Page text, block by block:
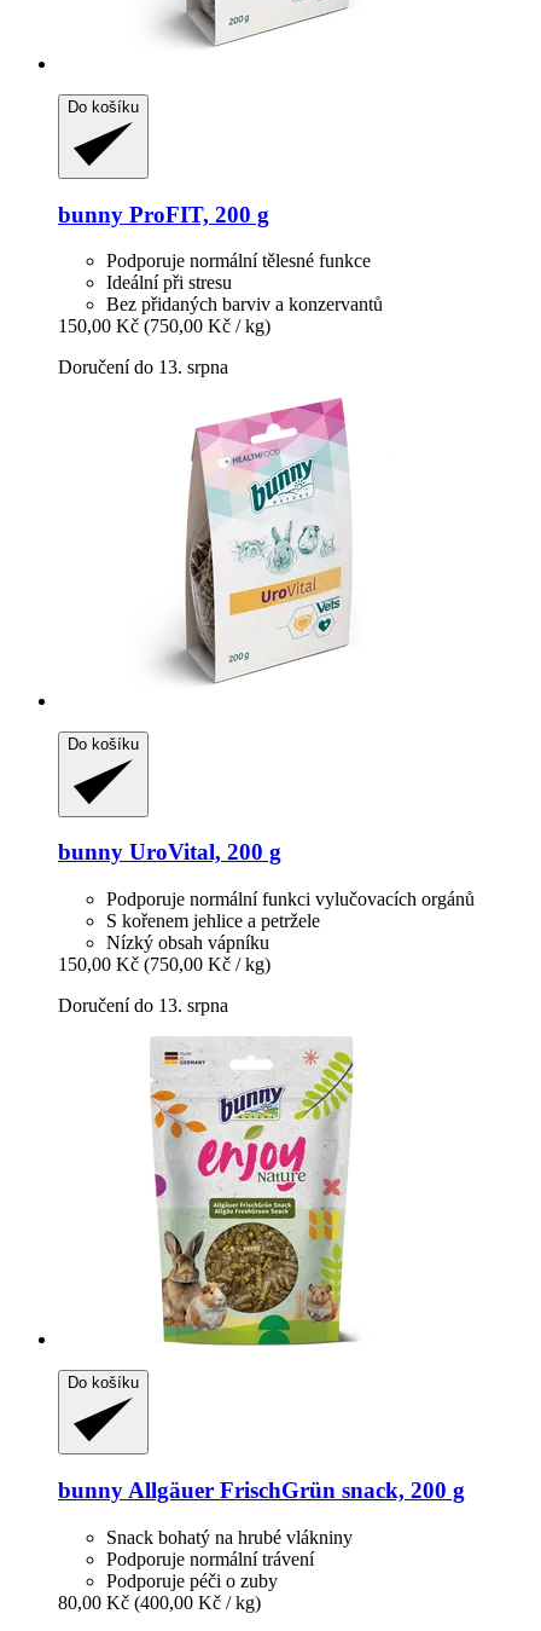
Do košíku
bunny ProFIT, 200 g
Podporuje normální tělesné funkce
Ideální při stresu
Bez přidaných barviv a konzervantů
150,00 Kč (750,00 Kč / kg)
Doručení do 13. srpna
Do košíku
bunny UroVital, 200 g
Podporuje normální funkci vylučovacích orgánů
S kořenem jehlice a petržele
Nízký obsah vápníku
150,00 Kč (750,00 Kč / kg)
Doručení do 13. srpna
Do košíku
bunny Allgäuer FrischGrün snack, 200 g
Snack bohatý na hrubé vlákniny
Podporuje normální trávení
Podporuje péči o zuby
80,00 Kč (400,00 Kč / kg)